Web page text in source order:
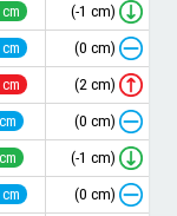
(-1 cm)
(0 cm)
(2 cm)
(0 cm)
(-1 cm)
(0 cm)